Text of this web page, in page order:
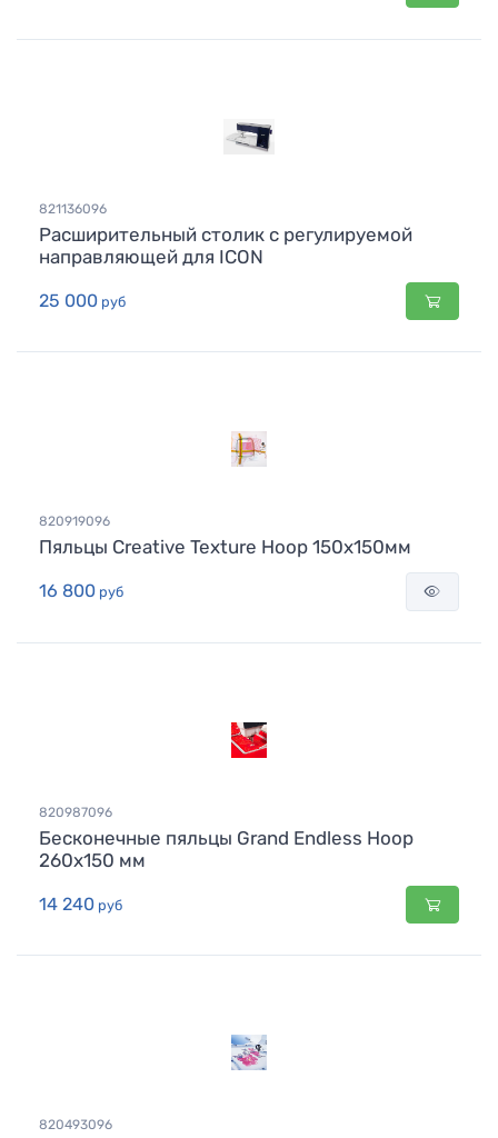
821136096
Расширительный столик с регулируемой
направляющей для ICON
25 000 руб
820919096
Пяльцы Creative Texture Hoop 150x150мм
16 800 руб
820987096
Бесконечные пяльцы Grand Endless Hoop
260x150 мм
14 240 руб
820493096